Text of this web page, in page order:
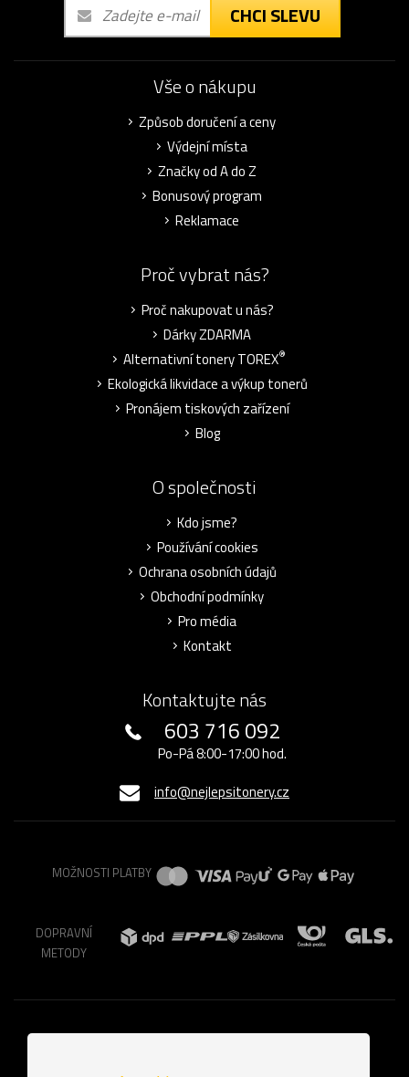
CHCI SLEVU
Vše o nákupu
Způsob doručení a ceny
Výdejní místa
Značky od A do Z
Bonusový program
Reklamace
Proč vybrat nás?
Proč nakupovat u nás?
Dárky ZDARMA
Alternativní tonery TOREX®
Ekologická likvidace a výkup tonerů
Pronájem tiskových zařízení
Blog
O společnosti
Kdo jsme?
Používání cookies
Ochrana osobních údajů
Obchodní podmínky
Pro média
Kontakt
Kontaktujte nás
603 716 092
Po-Pá 8:00-17:00 hod.
info@nejlepsitonery.cz
MOŽNOSTI PLATBY
DOPRAVNÍ
METODY